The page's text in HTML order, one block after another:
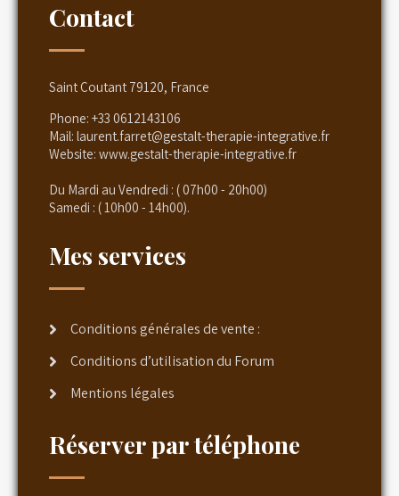
Contact
Saint Coutant 79120, France
Phone: +33 0612143106
Mail: laurent.farret@gestalt-therapie-integrative.fr
Website: www.gestalt-therapie-integrative.fr
Du Mardi au Vendredi : ( 07h00 - 20h00)
Samedi : ( 10h00 - 14h00).
Mes services
Conditions générales de vente :
Conditions d’utilisation du Forum
Mentions légales
Réserver par téléphone